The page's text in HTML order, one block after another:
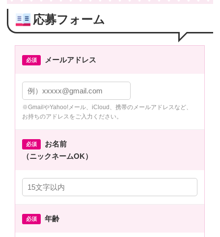
応募フォーム
必須 メールアドレス
※GmailやYahoo!メール、iCloud、携帯のメールアドレスなど、
お持ちのアドレスをご入力ください。
必須
お名前
（ニックネームOK）
必須 年齢